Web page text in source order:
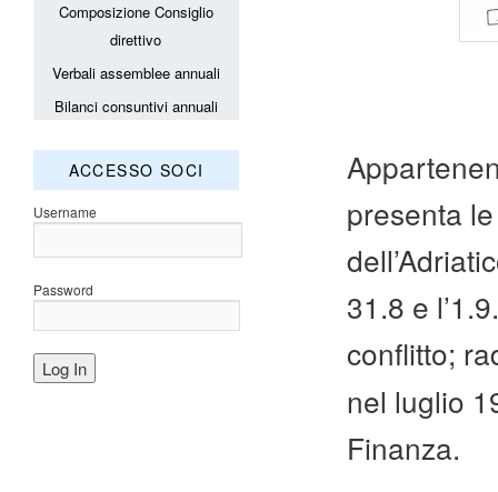
presenta
31.8 e
conflitto;
nel luglio
Finanza.
Composizione Consiglio
direttivo
Verbali assemblee annuali
Bilanci consuntivi annuali
ACCESSO SOCI
Username
Password